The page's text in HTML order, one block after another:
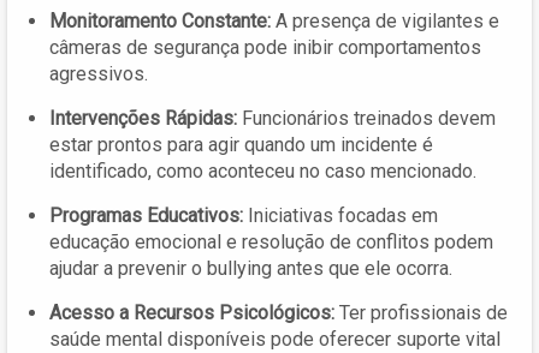
Monitoramento Constante: A presença de vigilantes e
câmeras de segurança pode inibir comportamentos
agressivos.
Intervenções Rápidas: Funcionários treinados devem
estar prontos para agir quando um incidente é
identificado, como aconteceu no caso mencionado.
Programas Educativos: Iniciativas focadas em
educação emocional e resolução de conflitos podem
ajudar a prevenir o bullying antes que ele ocorra.
Acesso a Recursos Psicológicos: Ter profissionais de
saúde mental disponíveis pode oferecer suporte vital